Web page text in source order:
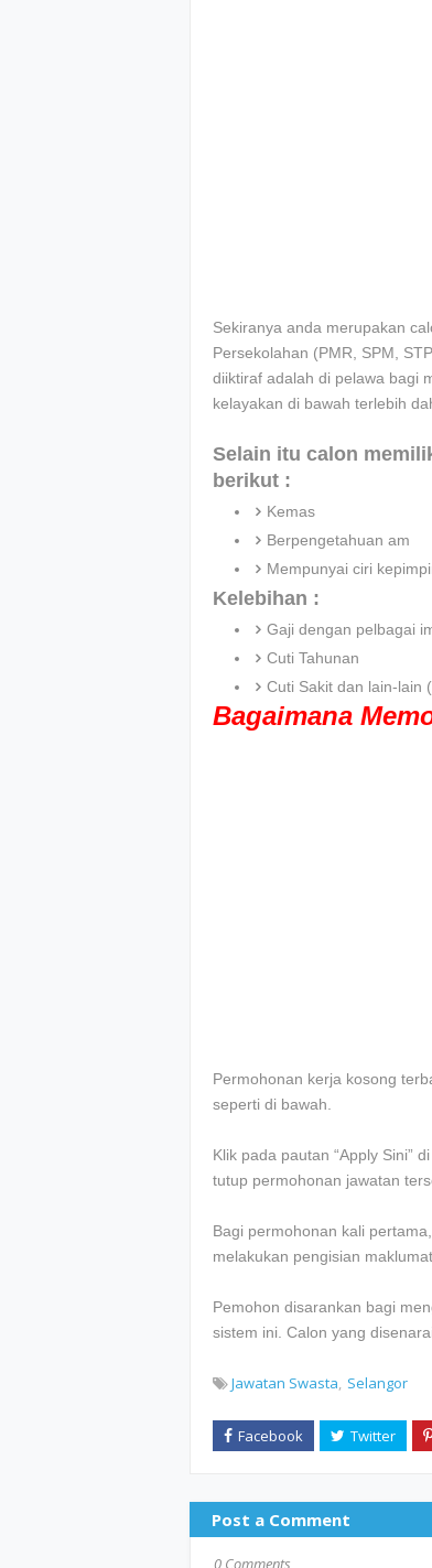
Sekiranya anda merupakan
Persekolahan (PMR, SPM,
diiktiraf adalah di pelawa bagi
kelayakan di bawah terlebih
Selain itu calon
berikut :
Kemas
Berpengetahuan am
Mempunyai ciri
Kelebihan :
Gaji dengan pelbagai
Cuti Tahunan
Cuti Sakit dan lain-lain
Bagaimana
Permohonan kerja kosong
seperti di bawah.
Klik pada pautan “Apply Sini”
tutup permohonan jawatan
Bagi permohonan kali
melakukan pengisian
Pemohon disarankan bagi
sistem ini. Calon yang
Jawatan Swasta Selangor
Post a Comment
0 Comments